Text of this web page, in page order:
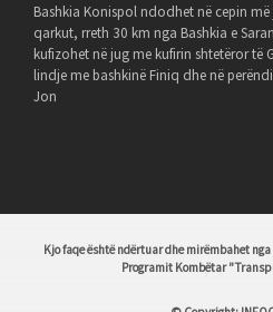
Bashkia Konispol ndodhet në cepin
qarkut, rreth 30 km nga Bashkia e
kufizohet në jug me kufirin shtetëror të
lindje me bashkinë Finiq dhe në
Jon
Kjo faqe është ndërtuar dhe mirëmbahet
Programit Kombëtar